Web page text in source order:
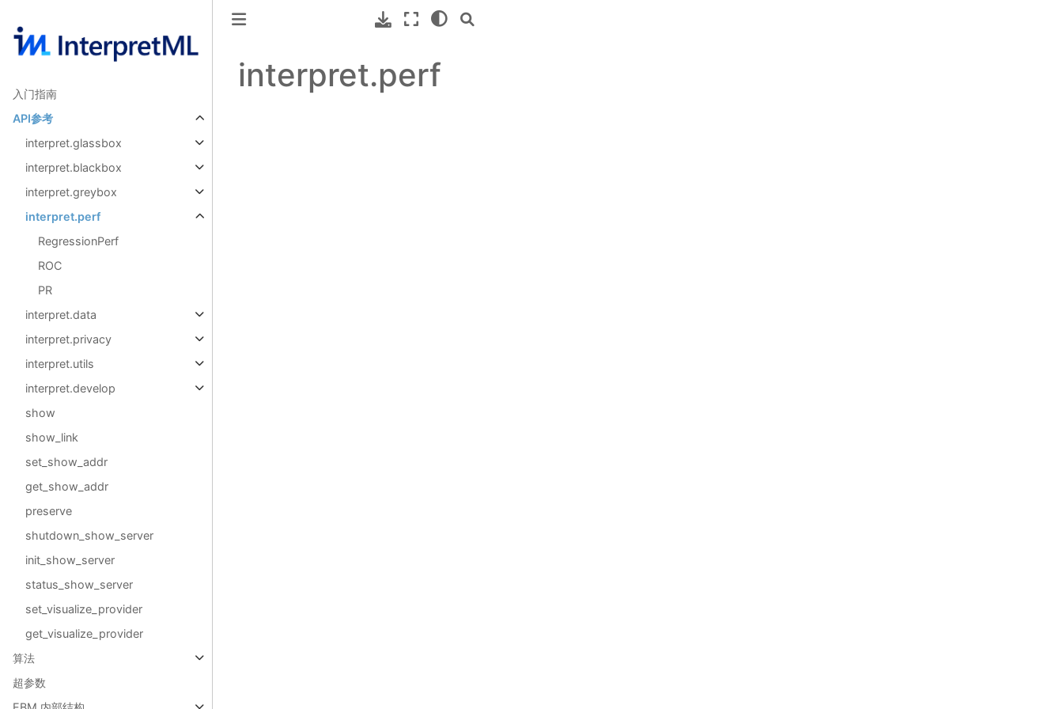
入门指南
API参考
interpret.glassbox
interpret.blackbox
interpret.greybox
interpret.perf
RegressionPerf
ROC
PR
interpret.data
interpret.privacy
interpret.utils
interpret.develop
show
show_link
set_show_addr
get_show_addr
preserve
shutdown_show_server
init_show_server
status_show_server
set_visualize_provider
get_visualize_provider
算法
超参数
interpret.perf